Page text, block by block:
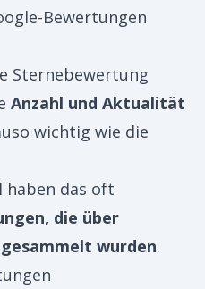
Bewertungen
Sternebewertung
Anzahl und Aktualität
wichtig wie die
haben das oft
die über
wurden.